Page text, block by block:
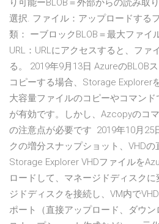
り可能ーBLOB＝外部からの読み取
選択. ファイル：アップロードする
類： ーブロックBLOB＝最大ファイ
URL：URLにアクセスすると、ファ
る。 2019年9月13日 AzureのBLOB
コピーする場合、Storage Explorer
大容量ファイルのコピーやコマン
が有効です。しかし、Azcopyのコ
の注意点が必要です 2019年10月25
クの増分スナップショット、VHD
Storage Explorer VHDファイルを
ロードして、マネージドディスク
ジドディスクを接続し、VM内で
ポート（直接アップロード、ダウン